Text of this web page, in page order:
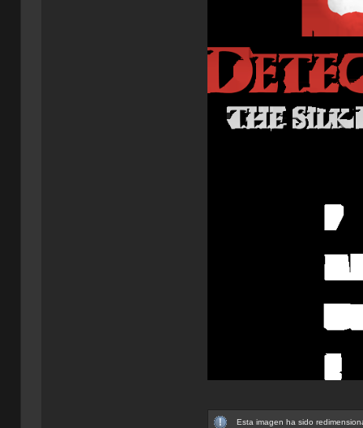
Esta imagen ha sido